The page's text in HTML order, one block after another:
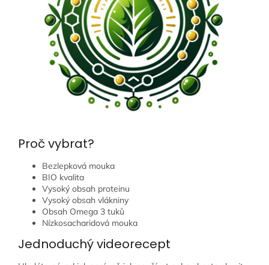
Proč vybrat?
Bezlepková mouka
BIO kvalita
Vysoký obsah proteinu
Vysoký obsah vlákniny
Obsah Omega 3 tuků
Nízkosacharidová mouka
Jednoduchý videorecept